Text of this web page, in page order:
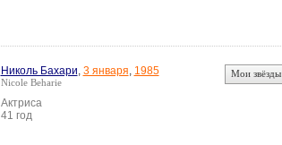
Николь Бахари, 3 января, 1985
Nicole Beharie
Актриса
41 год
Мои звёзды